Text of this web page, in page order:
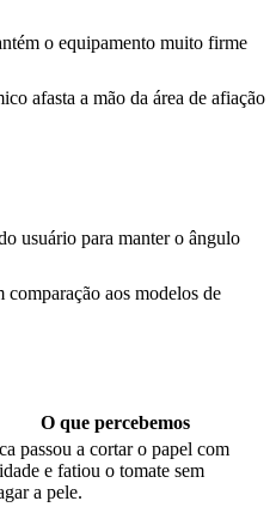
o equipamento muito firme
afasta a mão da área de afiação
usuário para manter o ângulo
comparação aos modelos de
O que percebemos
passou a cortar o papel com
e fatiou o tomate sem
a pele.